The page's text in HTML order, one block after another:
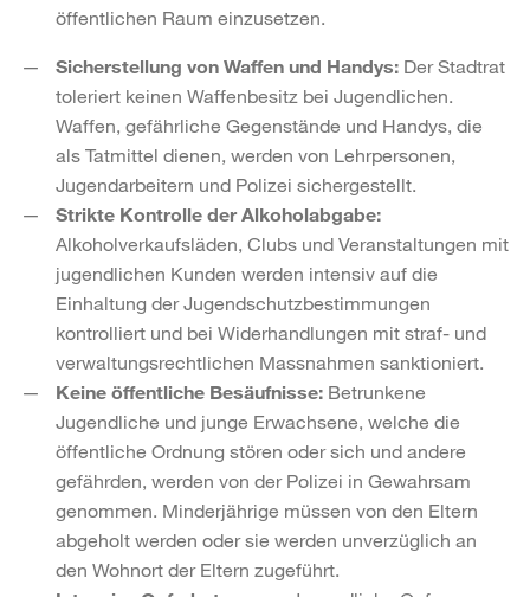
öffentlichen Raum einzusetzen.
Sicherstellung von Waffen und Handys: Der Stadtrat
toleriert keinen Waffenbesitz bei Jugendlichen.
Waffen, gefährliche Gegenstände und Handys, die
als Tatmittel dienen, werden von Lehrpersonen,
Jugendarbeitern und Polizei sichergestellt.
Strikte Kontrolle der Alkoholabgabe:
Alkoholverkaufsläden, Clubs und Veranstaltungen mit
jugendlichen Kunden werden intensiv auf die
Einhaltung der Jugendschutzbestimmungen
kontrolliert und bei Widerhandlungen mit straf- und
verwaltungsrechtlichen Massnahmen sanktioniert.
Keine öffentliche Besäufnisse: Betrunkene
Jugendliche und junge Erwachsene, welche die
öffentliche Ordnung stören oder sich und andere
gefährden, werden von der Polizei in Gewahrsam
genommen. Minderjährige müssen von den Eltern
abgeholt werden oder sie werden unverzüglich an
den Wohnort der Eltern zugeführt.